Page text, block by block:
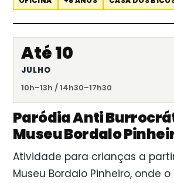
Até 10
JULHO
10h–13h / 14h30–17h30
Paródia Anti
Museu Bordalo
Atividade para crianças a
Museu Bordalo Pinheiro, onde